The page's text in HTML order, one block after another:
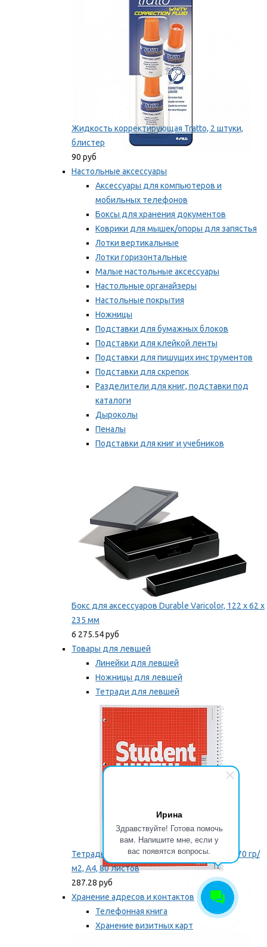
Ирина
Здравствуйте! Готова помочь
вам. Напишите мне, если у
вас появятся вопросы.
Жидкость корректирующая Tratto, 2 штуки,
блистер
90 руб
Настольные аксессуары
Аксессуары для компьютеров и
мобильных телефонов
Боксы для хранения документов
Коврики для мышек/опоры для запястья
Лотки вертикальные
Лотки горизонтальные
Малые настольные аксессуары
Настольные органайзеры
Настольные покрытия
Ножницы
Подставки для бумажных блоков
Подставки для клейкой ленты
Подставки для пишущих инструментов
Подставки для скрепок
Разделители для книг, подставки под
каталоги
Дыроколы
Пеналы
Подставки для книг и учебников
Бокс для аксессуаров Durable Varicolor, 122 x 62 x
235 мм
6 275.54 руб
Товары для левшей
Линейки для левшей
Ножницы для левшей
Тетради для левшей
Точилки для левшей
Мы рекомендуем
Тетрадь для левши Brunnen, на пружине, 70 гр/
м2, А4, 80 листов
287.28 руб
Хранение адресов и контактов
Телефонная книга
Хранение визитных карт